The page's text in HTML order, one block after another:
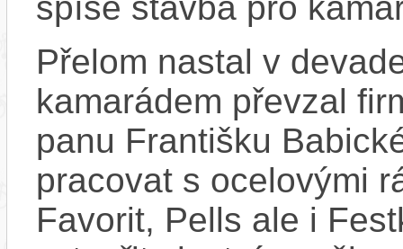
Přelom nastal v
kamarádem převzal
panu Františku
pracovat s ocelovými
Favorit, Pells ale i